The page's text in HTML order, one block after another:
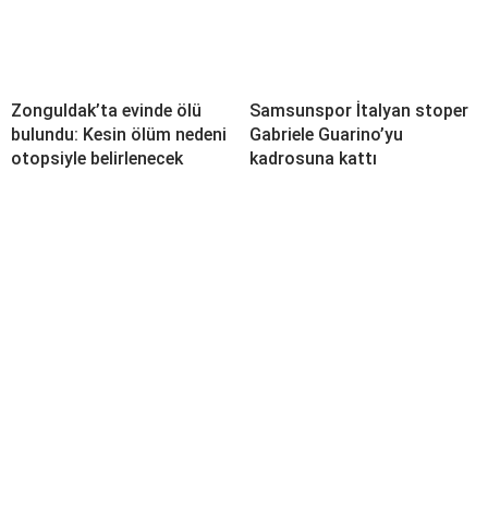
Zonguldak’ta evinde ölü
bulundu: Kesin ölüm nedeni
otopsiyle belirlenecek
Samsunspor İtalyan stoper
Gabriele Guarino’yu
kadrosuna kattı